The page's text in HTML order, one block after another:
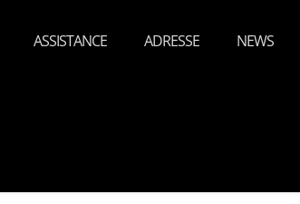
ASSISTANCE ADRESSE NEWS